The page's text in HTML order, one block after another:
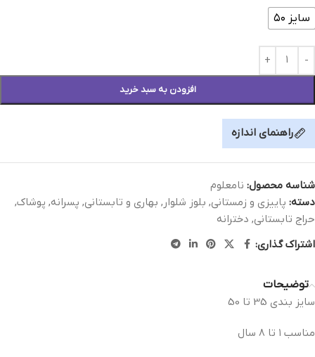
سایز ۵۰
افزودن به سبد خرید
راهنمای اندازه
شناسه محصول: نامعلوم
دسته: پاییزی و زمستانی, بلوز شلوار , بهاری و تابستانی, پسرانه, پوشاک,
حراج تابستانی, دخترانه
اشتراک گذاری:
توضیحات
سايز بندی 35 تا 50
مناسب ١ تا ٨ سال